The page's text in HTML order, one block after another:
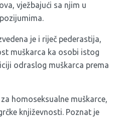
vježbajući sa njim u
je i riječ pederastija,
muškarca ka osobi istog
odraslog muškarca prema
homoseksualne muškarce,
književnosti. Poznat je